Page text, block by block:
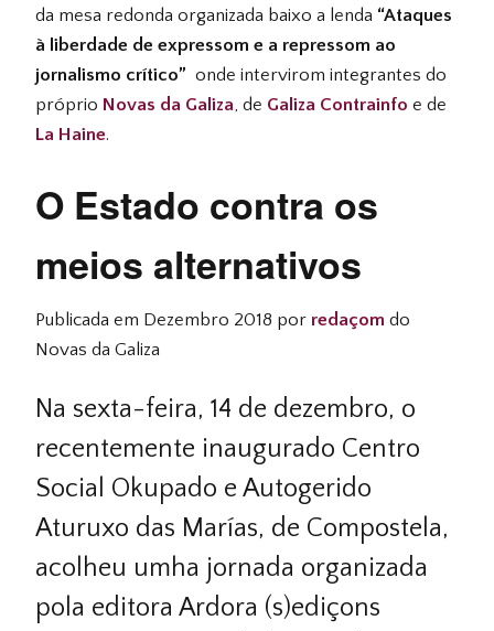
da mesa redonda organizada baixo a lenda “Ataques
à liberdade de expressom e a repressom ao
jornalismo crítico” onde intervirom integrantes do
próprio Novas da Galiza, de Galiza Contrainfo e de
La Haine.
O Estado contra os
meios alternativos
Publicada em Dezembro 2018 por redaçom do
Novas da Galiza
Na sexta-feira, 14 de dezembro, o
recentemente inaugurado Centro
Social Okupado e Autogerido
Aturuxo das Marías, de Compostela,
acolheu umha jornada organizada
pola editora Ardora (s)ediçons